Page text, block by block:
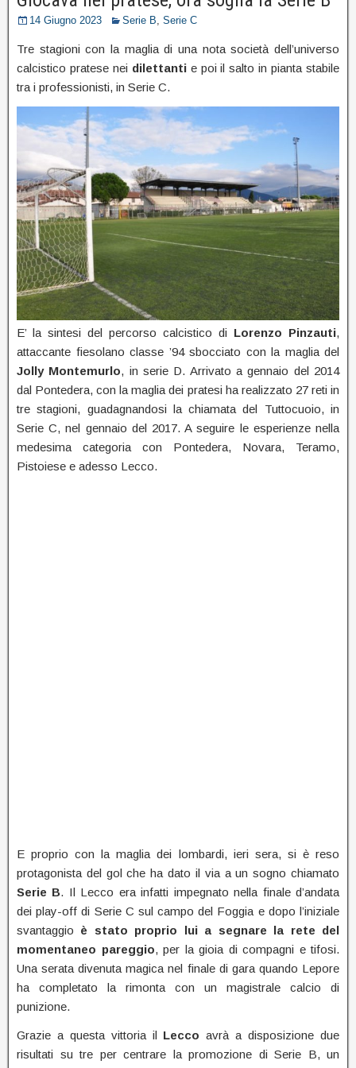
14 Giugno 2023 Serie B Serie C
Tre stagioni con la maglia di una nota società dell’universo
calcistico pratese nei dilettanti e poi il salto in pianta stabile
tra i professionisti, in Serie C.
E’ la sintesi del percorso calcistico di Lorenzo Pinzauti,
attaccante fiesolano classe ’94 sbocciato con la maglia del
Jolly Montemurlo, in serie D. Arrivato a gennaio del 2014
dal Pontedera, con la maglia dei pratesi ha realizzato 27 reti in
tre stagioni, guadagnandosi la chiamata del Tuttocuoio, in
Serie C, nel gennaio del 2017. A seguire le esperienze nella
medesima categoria con Pontedera, Novara, Teramo,
Pistoiese e adesso Lecco.
E proprio con la maglia dei lombardi, ieri sera, si è reso
protagonista del gol che ha dato il via a un sogno chiamato
Serie B. Il Lecco era infatti impegnato nella finale d’andata
dei play-off di Serie C sul campo del Foggia e dopo l’iniziale
svantaggio è stato proprio lui a segnare la rete del
momentaneo pareggio, per la gioia di compagni e tifosi.
Una serata divenuta magica nel finale di gara quando Lepore
ha completato la rimonta con un magistrale calcio di
punizione.
Grazie a questa vittoria il Leccoavrà a disposizione due
risultati su tre per centrare la promozione di Serie B, un